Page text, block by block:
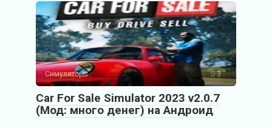
Симуляторы 3
Car For Sale Simulator 2023 v2.0.7
(Мод: много денег) на Андроид